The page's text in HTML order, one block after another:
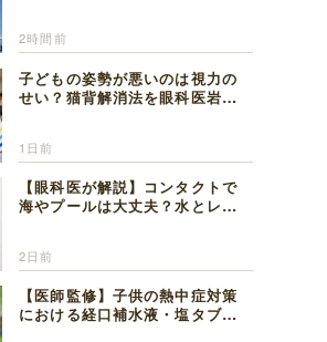
2時間前
子どもの姿勢が悪いのは視力の
せい？猫背解消法を眼科医岩見
1日前
【眼科医が解説】コンタクトで
海やプールは大丈夫？水とレン
2日前
【医師監修】子供の熱中症対策
における経口補水液・塩タブレ